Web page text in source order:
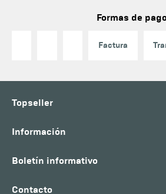
Formas de
Factura
Topseller
Información
Boletín informativo
Contacto